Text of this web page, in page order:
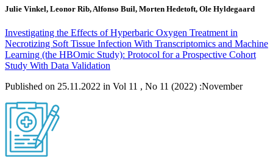
Julie Vinkel, Leonor Rib, Alfonso Buil, Morten Hedetoft, Ole Hyldegaard
Investigating the Effects of Hyperbaric Oxygen Treatment in
Necrotizing Soft Tissue Infection With Transcriptomics and Machine
Learning (the HBOmic Study): Protocol for a Prospective Cohort
Study With Data Validation
Published on 25.11.2022 in Vol 11 , No 11 (2022) :November